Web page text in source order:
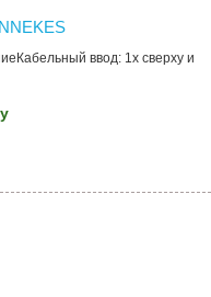
ввод: 1х сверху и